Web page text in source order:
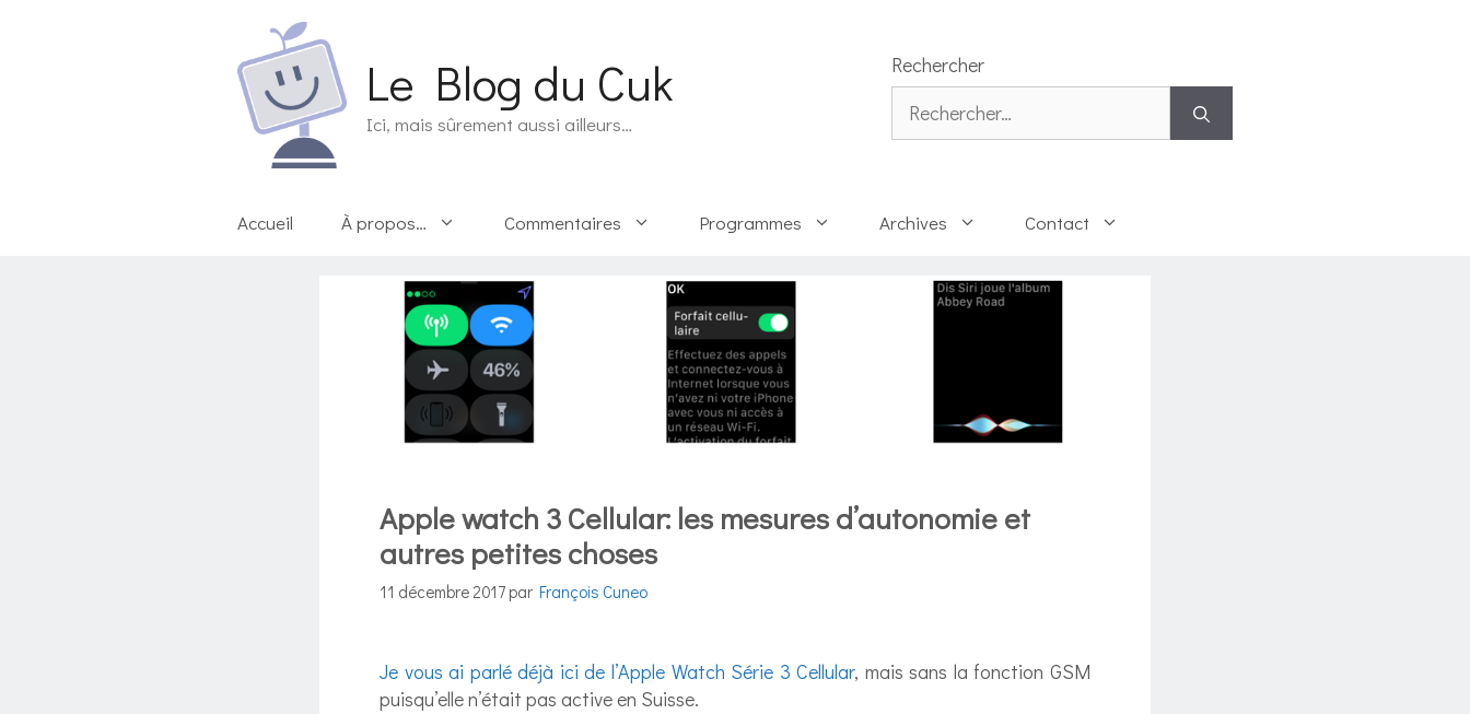
Le Blog du Cuk
Ici, mais sûrement aussi ailleurs…
Rechercher
Rechercher :
Accueil À propos… Commentaires Programmes Archives Contact
Apple watch 3 Cellular: les mesures d’autonomie et
autres petites choses
11 décembre 2017 par François Cuneo
Je vous ai parlé déjà ici de l’Apple Watch Série 3 Cellular, mais sans la fonction GSM
puisqu’elle n’était pas active en Suisse.